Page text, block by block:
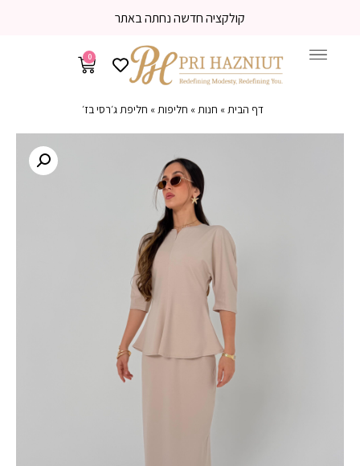
קולקציה חדשה נחתה באתר
0
דף הבית» חנות» חליפות» חליפת ג׳רסי בז׳